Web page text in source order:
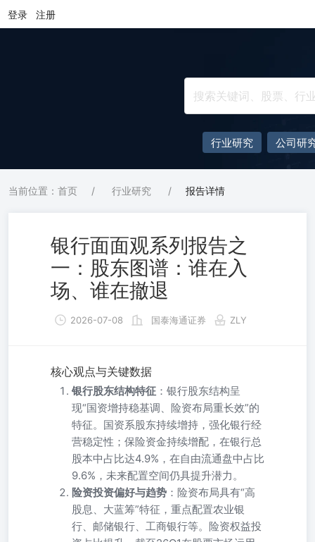
登录 注册
行业研究 公司研
当前位置：首页 / 行业研究 / 报告详情
银行面面观系列报告之
一：股东图谱：谁在入
场、谁在撤退
2026-07-08 国泰海通证券 ZLY
核心观点与关键数据
银行股东结构特征 ：银行股东结构呈
现“国资增持稳基调、险资布局重长效”的
特征。国资系股东持续增持，强化银行经
营稳定性；保险资金持续增配，在银行总
股本中占比达4.9%，在自由流通盘中占比
9.6%，未来配置空间仍具提升潜力。
险资投资偏好与趋势 ：险资布局具有“高
股息、大蓝筹”特征，重点配置农业银
行、邮储银行、工商银行等。险资权益投